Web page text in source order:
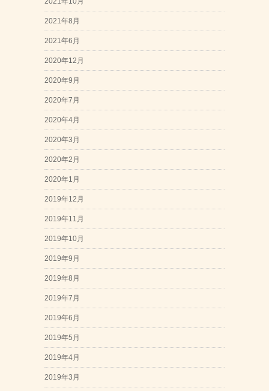
2021年8月
2021年6月
2020年12月
2020年9月
2020年7月
2020年4月
2020年3月
2020年2月
2020年1月
2019年12月
2019年11月
2019年10月
2019年9月
2019年8月
2019年7月
2019年6月
2019年5月
2019年4月
2019年3月